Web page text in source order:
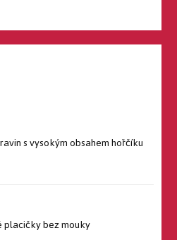
s vysokým obsahem hořčíku
placičky bez mouky